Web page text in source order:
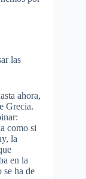
las
ahora,
Grecia.
como si
la
en la
se ha de